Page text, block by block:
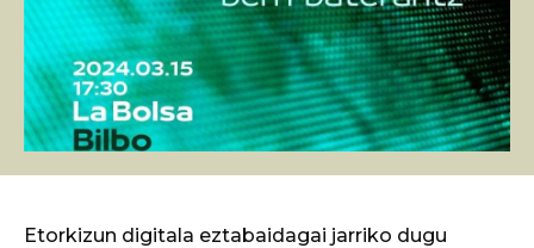
Etorkizun digitala eztabaidagai jarriko dugu